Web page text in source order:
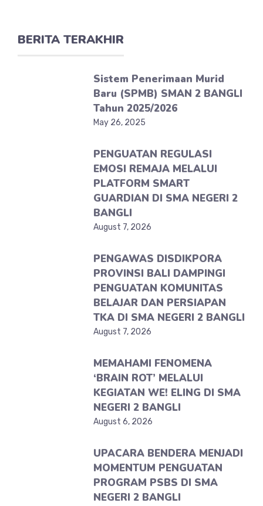
BERITA TERAKHIR
Sistem Penerimaan Murid
Baru (SPMB) SMAN 2 BANGLI
Tahun 2025/2026
May 26, 2025
PENGUATAN REGULASI
EMOSI REMAJA MELALUI
PLATFORM SMART
GUARDIAN DI SMA NEGERI 2
BANGLI
August 7, 2026
PENGAWAS DISDIKPORA
PROVINSI BALI DAMPINGI
PENGUATAN KOMUNITAS
BELAJAR DAN PERSIAPAN
TKA DI SMA NEGERI 2 BANGLI
August 7, 2026
MEMAHAMI FENOMENA
‘BRAIN ROT’ MELALUI
KEGIATAN WE! ELING DI SMA
NEGERI 2 BANGLI
August 6, 2026
UPACARA BENDERA MENJADI
MOMENTUM PENGUATAN
PROGRAM PSBS DI SMA
NEGERI 2 BANGLI